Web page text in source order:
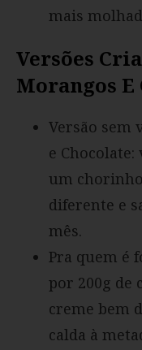
mais
Versões
Morangos E
Versão sem
e
um
diferente e
mês.
Pra quem é
por 200g de
creme bem
calda à